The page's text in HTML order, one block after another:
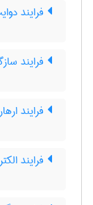
فرایند
فرایند
فرایند
فرایند